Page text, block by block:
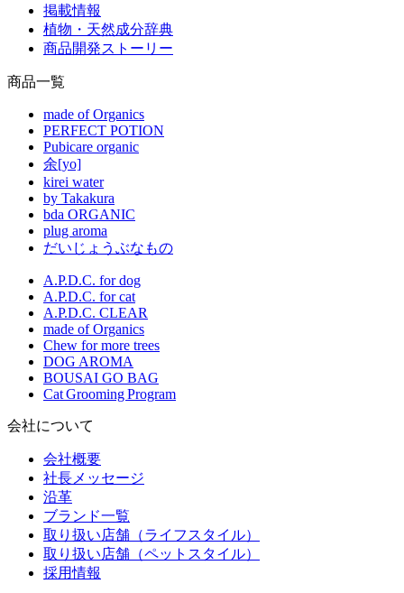
掲載情報
植物・天然成分辞典
商品開発ストーリー
商品一覧
made of Organics
PERFECT POTION
Pubicare organic
余[yo]
kirei water
by Takakura
bda ORGANIC
plug aroma
だいじょうぶなもの
A.P.D.C. for dog
A.P.D.C. for cat
A.P.D.C. CLEAR
made of Organics
Chew for more trees
DOG AROMA
BOUSAI GO BAG
Cat Grooming Program
会社について
会社概要
社長メッセージ
沿革
ブランド一覧
取り扱い店舗（ライフスタイル）
取り扱い店舗（ペットスタイル）
採用情報